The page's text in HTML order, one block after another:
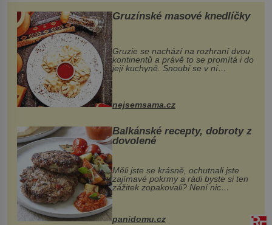
Gruzínské masové knedlíčky
Gruzie se nachází na rozhraní dvou
kontinentů a právě to se promítá i do
její kuchyně. Snoubí se v ní
evropské a asijské chutě a díky tomu
pokrmy, které rozhodně st...
nejsemsama.cz
Balkánské recepty, dobroty z
dovolené
Měli jste se krásně, ochutnali jste
zajímavé pokrmy a rádi byste si ten
zážitek zopakovali? Není nic
snazšího. Pljeskavica (10 porcí)
Možná jste ji ochutnali na dovolené v
bývalé Jugoslávii, lze ji vi...
panidomu.cz